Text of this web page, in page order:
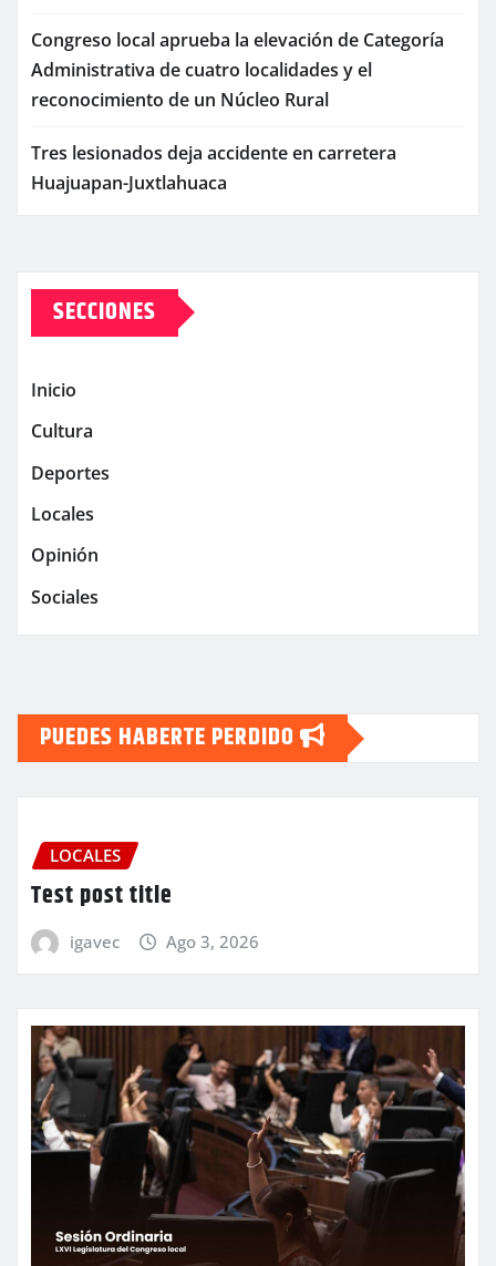
Congreso local aprueba la elevación de Categoría
Administrativa de cuatro localidades y el
reconocimiento de un Núcleo Rural
Tres lesionados deja accidente en carretera
Huajuapan-Juxtlahuaca
SECCIONES
Inicio
Cultura
Deportes
Locales
Opinión
Sociales
PUEDES HABERTE PERDIDO
LOCALES
Test post title
igavec Ago 3, 2026